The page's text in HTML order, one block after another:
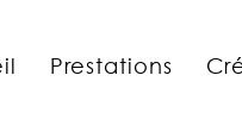
Prestations